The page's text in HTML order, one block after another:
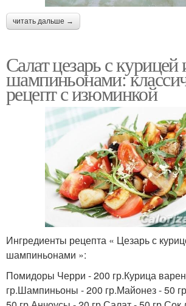
читать дальше →
Салат цезарь с курицей
шампиньонами:
рецепт с изюминкой
Ингредиенты рецепта « Цезарь с
шампиньонами »:
Помидоры Черри - 200 гр.Курица
гр.Шампиньоны - 200 гр.Майонез - 50